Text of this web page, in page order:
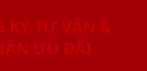
KÝ TƯ VẤN &
ƯU ĐÃI